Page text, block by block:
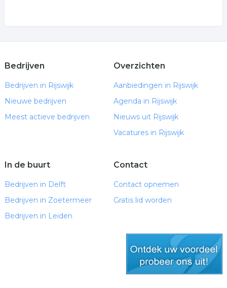
Bedrijven
Bedrijven in Rijswijk
Nieuwe bedrijven
Meest actieve bedrijven
Overzichten
Aanbiedingen in Rijswijk
Agenda in Rijswijk
Nieuws uit Rijswijk
Vacatures in Rijswijk
In de buurt
Bedrijven in Delft
Bedrijven in Zoetermeer
Bedrijven in Leiden
Contact
Contact opnemen
Gratis lid worden